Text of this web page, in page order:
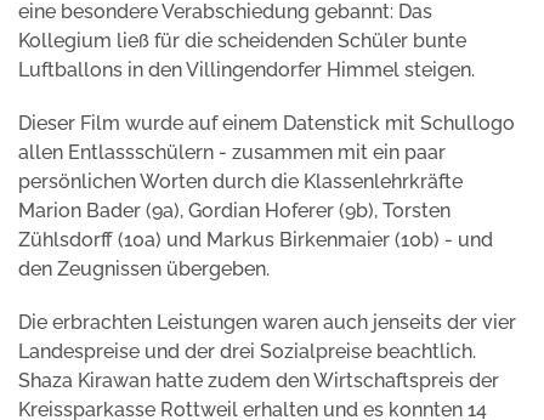
eine besondere Verabschiedung gebannt: Das
Kollegium ließ für die scheidenden Schüler bunte
Luftballons in den Villingendorfer Himmel steigen.
Dieser Film wurde auf einem Datenstick mit Schullogo
allen Entlassschülern - zusammen mit ein paar
persönlichen Worten durch die Klassenlehrkräfte
Marion Bader (9a), Gordian Hoferer (9b), Torsten
Zühlsdorff (10a) und Markus Birkenmaier (10b) - und
den Zeugnissen übergeben.
Die erbrachten Leistungen waren auch jenseits der vier
Landespreise und der drei Sozialpreise beachtlich.
Shaza Kirawan hatte zudem den Wirtschaftspreis der
Kreissparkasse Rottweil erhalten und es konnten 14